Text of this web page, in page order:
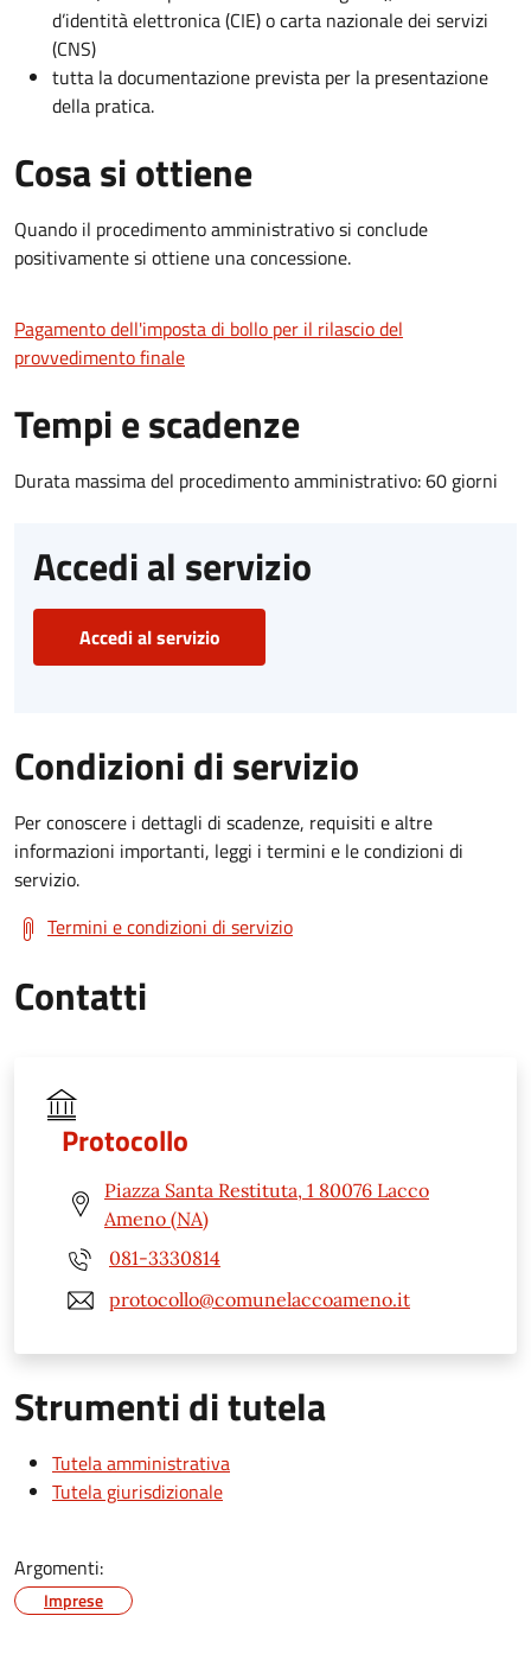
d’identità elettronica (CIE) o carta nazionale dei servizi
(CNS)
tutta la documentazione prevista per la presentazione
della pratica.
Cosa si ottiene
Quando il procedimento amministrativo si conclude
positivamente si ottiene una concessione.
Pagamento dell'imposta di bollo per il rilascio del
provvedimento finale
Tempi e scadenze
Durata massima del procedimento amministrativo: 60 giorni
Accedi al servizio
Accedi al servizio
Condizioni di servizio
Per conoscere i dettagli di scadenze, requisiti e altre
informazioni importanti, leggi i termini e le condizioni di
servizio.
Termini e condizioni di servizio
Contatti
Protocollo
Piazza Santa Restituta, 1 80076 Lacco
Ameno (NA)
081-3330814
protocollo@comunelaccoameno.it
Strumenti di tutela
Tutela amministrativa
Tutela giurisdizionale
Argomenti:
Imprese